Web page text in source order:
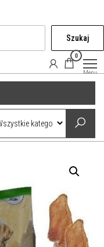
Szukaj
0
Menu